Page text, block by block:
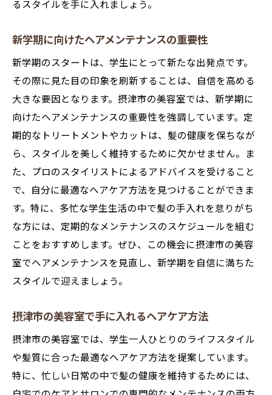
るスタイルを手に入れましょう。
新学期に向けたヘアメンテナンスの重要性
新学期のスタートは、学生にとって新たな出発点です。
その際に見た目の印象を刷新することは、自信を高める
大きな要因となります。摂津市の美容室では、新学期に
向けたヘアメンテナンスの重要性を強調しています。定
期的なトリートメントやカットは、髪の健康を保ちなが
ら、スタイルを美しく維持するために欠かせません。ま
た、プロのスタイリストによるアドバイスを受けること
で、自分に最適なヘアケア方法を見つけることができま
す。特に、多忙な学生生活の中で髪の手入れを怠りがち
な方には、定期的なメンテナンスのスケジュールを組む
ことをおすすめします。ぜひ、この機会に摂津市の美容
室でヘアメンテナンスを見直し、新学期を自信に満ちた
スタイルで迎えましょう。
摂津市の美容室で手に入れるヘアケア方法
摂津市の美容室では、学生一人ひとりのライフスタイル
や髪質に合った最適なヘアケア方法を提案しています。
特に、忙しい日常の中で髪の健康を維持するためには、